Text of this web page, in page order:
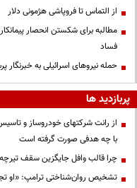
از التماس تا فروپاشی هژمونی دلار
مطالبه برای شکستن انحصار
فساد
حمله نیروهای اسرائیلی به
پربازدید ها
از رانت‌ شرکتهای خودروساز و
با چه هدفی صورت گرفته است
چرا قالب وافل جایگزین سقف
تشخیص روان‌شناختی ترامپ: